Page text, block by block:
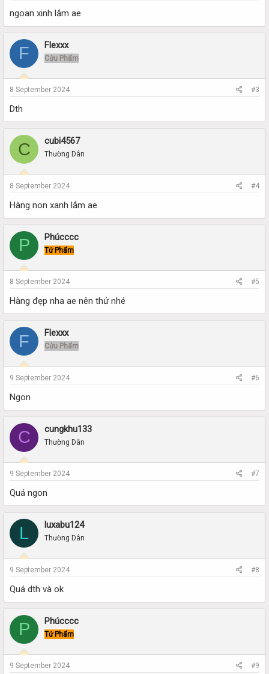
ngoan xinh lắm ae
F Flexxx
Cửu Phẩm
8 September 2024 #3
Dth
C cubi4567
Thường Dân
8 September 2024 #4
Hàng non xanh lắm ae
P Phúcccc
Tứ Phẩm
8 September 2024 #5
Hàng đẹp nha ae nên thử nhé
F Flexxx
Cửu Phẩm
9 September 2024 #6
Ngon
C cungkhu133
Thường Dân
9 September 2024 #7
Quá ngon
L luxabu124
Thường Dân
9 September 2024 #8
Quá dth và ok
P Phúcccc
Tứ Phẩm
9 September 2024 #9